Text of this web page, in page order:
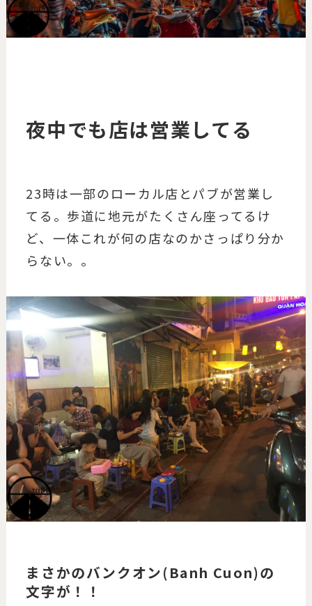
夜中でも店は営業してる
23時は一部のローカル店とパブが営業し
てる。歩道に地元がたくさん座ってるけ
ど、一体これが何の店なのかさっぱり分か
らない。。
まさかのバンクオン(Banh Cuon)の
文字が！！